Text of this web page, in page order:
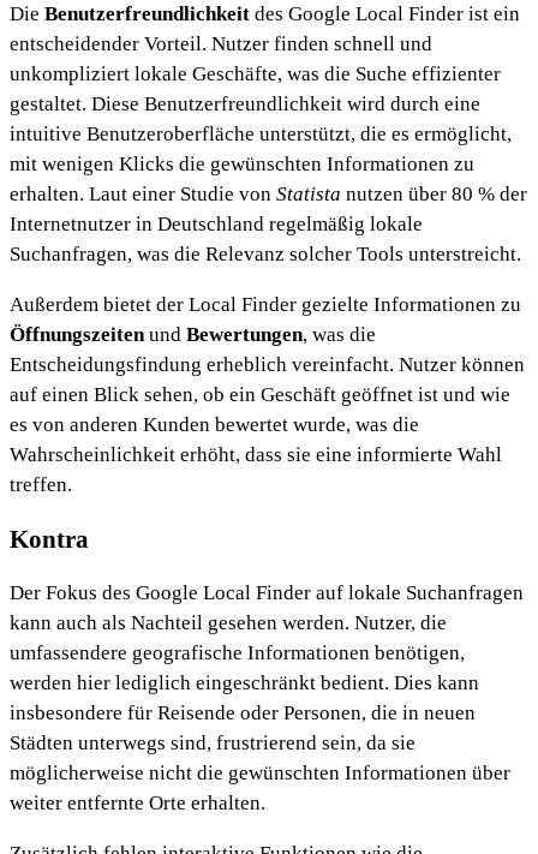
Die Benutzerfreundlichkeit des Google Local Finder ist ein
entscheidender Vorteil. Nutzer finden schnell und
unkompliziert lokale Geschäfte, was die Suche effizienter
gestaltet. Diese Benutzerfreundlichkeit wird durch eine
intuitive Benutzeroberfläche unterstützt, die es ermöglicht,
mit wenigen Klicks die gewünschten Informationen zu
erhalten. Laut einer Studie von Statista nutzen über 80 % der
Internetnutzer in Deutschland regelmäßig lokale
Suchanfragen, was die Relevanz solcher Tools unterstreicht.
Außerdem bietet der Local Finder gezielte Informationen zu
Öffnungszeiten und Bewertungen, was die
Entscheidungsfindung erheblich vereinfacht. Nutzer können
auf einen Blick sehen, ob ein Geschäft geöffnet ist und wie
es von anderen Kunden bewertet wurde, was die
Wahrscheinlichkeit erhöht, dass sie eine informierte Wahl
treffen.
Kontra
Der Fokus des Google Local Finder auf lokale Suchanfragen
kann auch als Nachteil gesehen werden. Nutzer, die
umfassendere geografische Informationen benötigen,
werden hier lediglich eingeschränkt bedient. Dies kann
insbesondere für Reisende oder Personen, die in neuen
Städten unterwegs sind, frustrierend sein, da sie
möglicherweise nicht die gewünschten Informationen über
weiter entfernte Orte erhalten.